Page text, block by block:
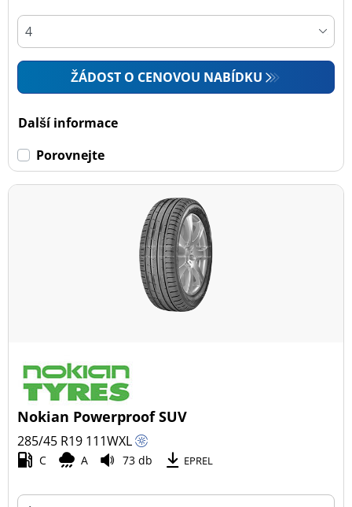
ŽÁDOST O CENOVOU NABÍDKU
Další informace
Porovnejte
Nokian Powerproof SUV
285/45 R19 111WXL
C A 73 db EPREL